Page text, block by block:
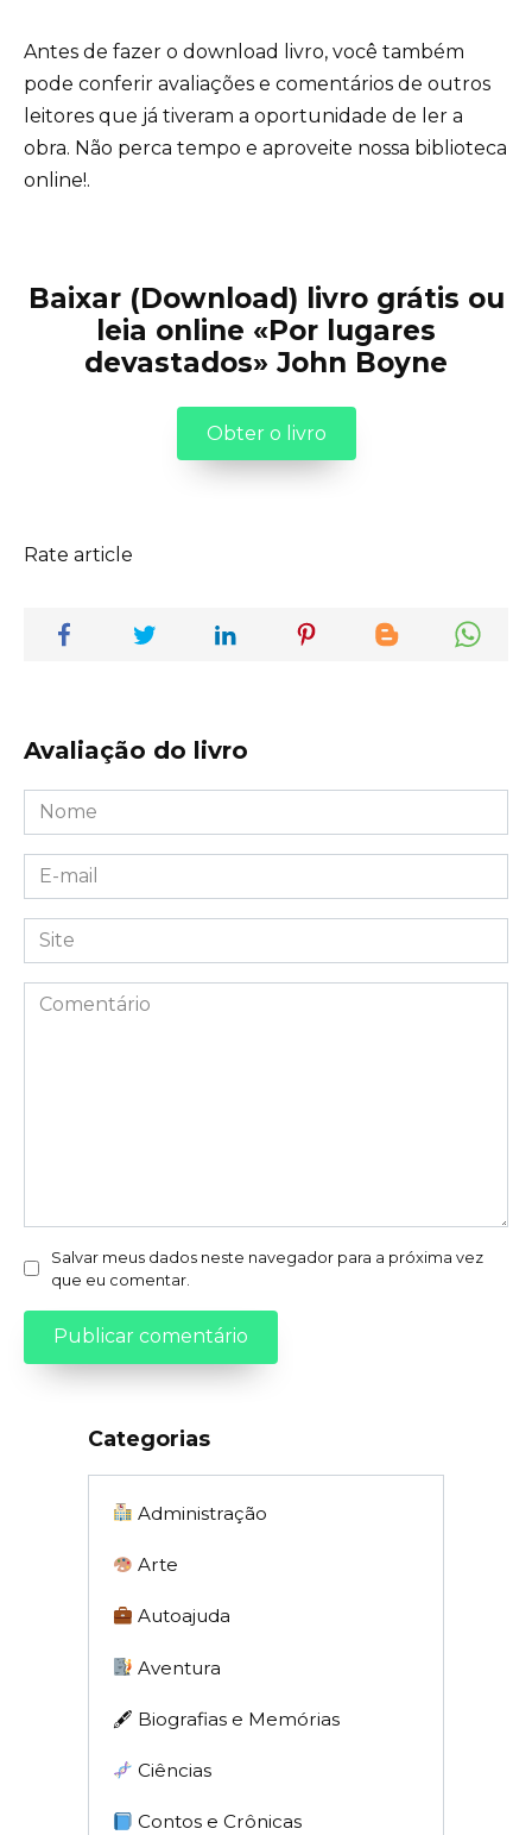
Antes de fazer o download livro, você também
pode conferir avaliações e comentários de outros
leitores que já tiveram a oportunidade de ler a
obra. Não perca tempo e aproveite nossa biblioteca
online!.
Baixar (Download) livro grátis ou
leia online «Por lugares
devastados» John Boyne
Obter o livro
Rate article
Avaliação do livro
Nome
*
E-
mail
*Site
Comentário
Salvar meus dados neste navegador para a próxima vez
que eu comentar.
Categorias
Administração
Arte
Autoajuda
Aventura
🖋 Biografias e Memórias
Ciências
Contos e Crônicas